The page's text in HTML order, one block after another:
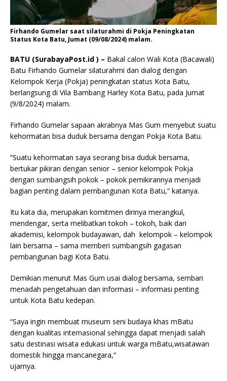
Firhando Gumelar saat silaturahmi di Pokja Peningkatan
Status Kota Batu, Jumat (09/08/2024) malam.
BATU (SurabayaPost.id ) – Bakal calon Wali Kota (Bacawali)
Batu Firhando Gumelar silaturahmi dan dialog dengan
Kelompok Kerja (Pokja) peningkatan status Kota Batu,
berlangsung di Vila Bambang Harley Kota Batu, pada Jumat
(9/8/2024) malam.
Firhando Gumelar sapaan akrabnya Mas Gum menyebut suatu
kehormatan bisa duduk bersama dengan Pokja Kota Batu.
“Suatu kehormatan saya seorang bisa duduk bersama,
bertukar pikiran dengan senior – senior kelompok Pokja
dengan sumbangsih pokok – pokok pemikirannya menjadi
bagian penting dalam pembangunan Kota Batu,” katanya.
Itu kata dia, merupakan komitmen dirinya merangkul,
mendengar, serta melibatkan tokoh – tokoh, baik dari
akademisi, kelompok budayawan, dah kelompok – kelompok
lain bersama – sama memberi sumbangsih gagasan
pembangunan bagi Kota Batu.
Demikian menurut Mas Gum usai dialog bersama, sembari
menadah pengetahuan dan informasi – informasi penting
untuk Kota Batu kedepan.
“Saya ingin membuat museum seni budaya khas mBatu
dengan kualitas internasional sehingga dapat menjadi salah
satu destinasi wisata edukasi untuk warga mBatu,wisatawan
domestik hingga mancanegara,”
ujarnya.